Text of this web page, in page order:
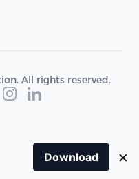
All rights reserved.
Download ×